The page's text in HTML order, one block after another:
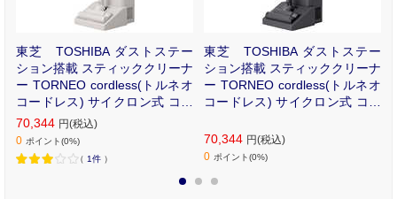
東芝 TOSHIBA ダストステー
ション搭載 スティッククリーナ
ー TORNEO cordless(トルネオ
コードレス) サイクロン式 コー
ドレス グレースベージュ VC-C
LZ74DS-C
70,344 円(税込)
0 ポイント(0%)
（ 1件 ）
東芝 TOSHIBA ダストステー
ション搭載 スティッククリーナ
ー TORNEO cordless(トルネオ
コードレス) サイクロン式 コー
LZ74DS-K
70,344 円(税込)
0 ポイント(0%)